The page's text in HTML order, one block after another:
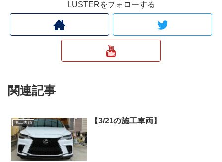
LUSTERをフォローする
関連記事
施工実績 【3/21の施工車両】